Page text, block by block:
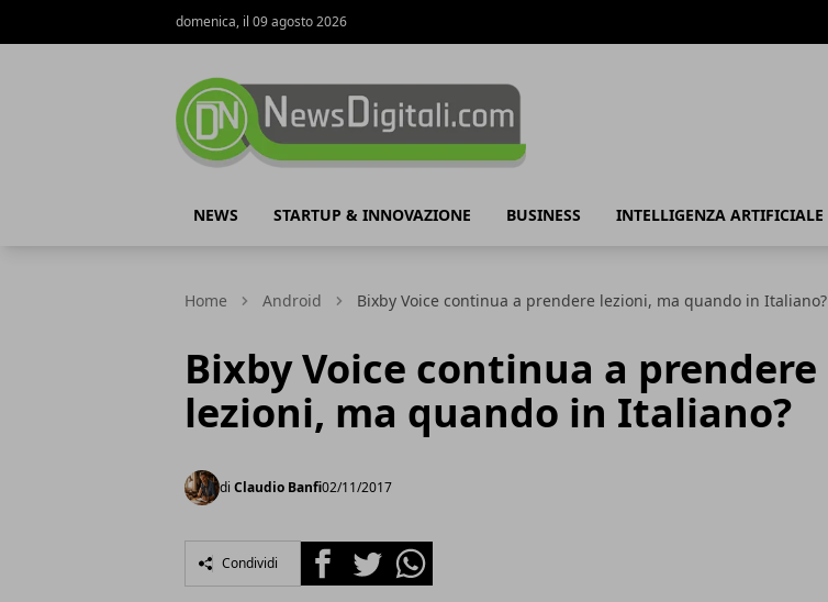
domenica, il 09 agosto 2026
NEWS STARTUP & INNOVAZIONE BUSINESS INTELLIGENZA ARTIFICIALE
Home Android Bixby Voice continua a prendere lezioni, ma quando in Italiano?
Bixby Voice continua a prendere
lezioni, ma quando in Italiano?
di Claudio Banfi02/11/2017
Condividi FacebookTwitterWhatsapp